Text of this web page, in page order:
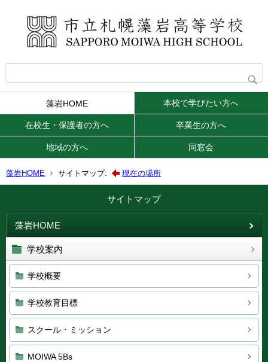
藻岩HOME 本校で学びたい方へ
在校生・保護者の方へ 卒業生の方へ
地域の方へ 同窓会
藻岩HOME サイトマップ: 現在の場所
サイトマップ
藻岩HOME
学校案内
学校概要
学校教育目標
スクール・ミッション
MOIWA 5Bs